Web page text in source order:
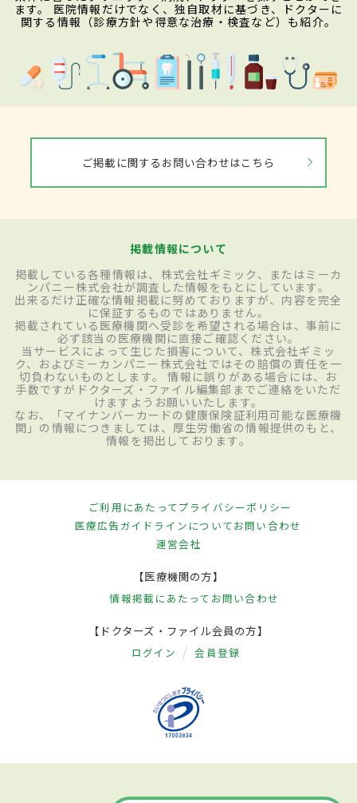
ます。 医院情報だけでなく、独自取材に基づき、ドクターに
関する情報（診療方針や得意な治療・検査など）も紹介。
ご掲載に関するお問い合わせはこちら
掲載情報について
掲載している各種情報は、株式会社ギミック、またはミーカ
ンパニー株式会社が調査した情報をもとにしています。
出来るだけ正確な情報掲載に努めておりますが、内容を完全
に保証するものではありません。
掲載されている医療機関へ受診を希望される場合は、事前に
必ず該当の医療機関に直接ご確認ください。
当サービスによって生じた損害について、株式会社ギミッ
ク、およびミーカンパニー株式会社ではその賠償の責任を一
切負わないものとします。 情報に誤りがある場合には、お
手数ですがドクターズ・ファイル編集部までご連絡をいただ
けますようお願いいたします。
なお、「マイナンバーカードの健康保険証利用可能な医療機
関」の情報につきましては、厚生労働省の情報提供のもと、
情報を掲出しております。
ご利用にあたってプライバシーポリシー
医療広告ガイドラインについてお問い合わせ
運営会社
【医療機関の方】
情報掲載にあたって お問い合わせ
【ドクターズ・ファイル会員の方】
ログイン 会員登録